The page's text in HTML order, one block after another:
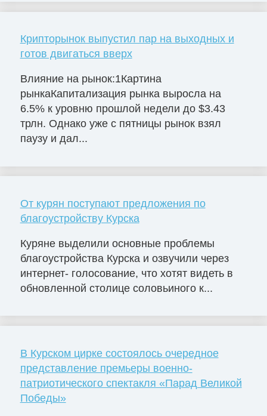
Крипторынок выпустил пар на выходных и
готов двигаться вверх
Влияние на рынок:1Картина
рынкаКапитализация рынка выросла на
6.5% к уровню прошлой недели до $3.43
трлн. Однако уже с пятницы рынок взял
паузу и дал...
От курян поступают предложения по
благоустройству Курска
Куряне выделили основные проблемы
благоустройства Курска и озвучили через
интернет- голосование, что хотят видеть в
обновленной столице соловьиного к...
В Курском цирке состоялось очередное
представление премьеры военно-
патриотического спектакля «Парад Великой
Победы»